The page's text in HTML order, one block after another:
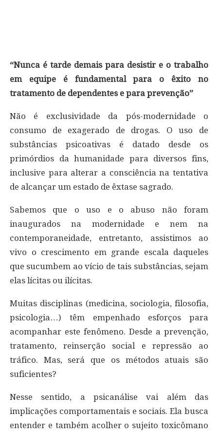
“Nunca é tarde demais para desistir e o trabalho
em equipe é fundamental para o êxito no
tratamento de dependentes e para prevenção”
Não é exclusividade da pós-modernidade o
consumo de exagerado de drogas. O uso de
substâncias psicoativas é datado desde os
primórdios da humanidade para diversos fins,
inclusive para alterar a consciência na tentativa
de alcançar um estado de êxtase sagrado.
Sabemos que o uso e o abuso não foram
inaugurados na modernidade e nem na
contemporaneidade, entretanto, assistimos ao
vivo o crescimento em grande escala daqueles
que sucumbem ao vício de tais substâncias, sejam
elas lícitas ou ilícitas.
Muitas disciplinas (medicina, sociologia, filosofia,
psicologia…) têm empenhado esforços para
acompanhar este fenômeno. Desde a prevenção,
tratamento, reinserção social e repressão ao
tráfico. Mas, será que os métodos atuais são
suficientes?
Nesse sentido, a psicanálise vai além das
implicações comportamentais e sociais. Ela busca
entender e também acolher o sujeito toxicômano